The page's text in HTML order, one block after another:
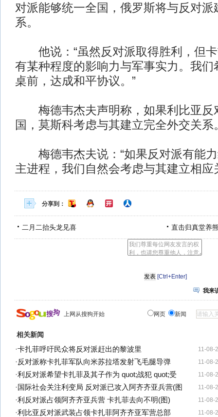
对派能够统一全国，俄罗斯将与反对派
系。
他说：“虽然反对派取得胜利，但卡
有某种程度的影响力与军事实力。我们
桌前，达成和平协议。”
梅德韦杰夫声明称，如果利比亚反
国，莫斯科考虑与其建立完全外交关系
梅德韦杰夫说：“如果反对派有能力
主进程，我们自然会考虑与其建立相应
分享到：
二月二抬头龙见喜 直击归真堂养
[Ctrl+Enter]
我来
上网从搜狗开始 网页 新闻
相关新闻
11-08-
·卡扎菲呼吁民众将反对派赶出的黎波里
11-08-
·反对派称卡扎菲军队向米苏拉塔发射飞毛腿导弹
11-08-
·利反对派希望卡扎菲及其子作为 quot;战犯 quot;受
11-08-
· 国际社会关注利变局 反对派已攻入阿齐齐亚兵营(图
11-08-
·利反对派占领阿齐齐亚兵营 卡扎菲去向不明(图)
11-08-
·利比亚反对派武装占领卡扎菲阿齐齐亚军营总部